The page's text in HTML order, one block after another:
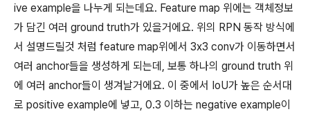
ive example을 나누게 되는데요. Feature map 위에는 객체정보
가 담긴 여러 ground truth가 있을거에요. 위의 RPN 동작 방식에
서 설명드릴것 처럼 feature map위에서 3x3 conv가 이동하면서
여러 anchor들을 생성하게 되는데, 보통 하나의 ground truth 위
에 여러 anchor들이 생겨날거에요. 이 중에서 IoU가 높은 순서대
로 positive example에 넣고, 0.3 이하는 negative example이